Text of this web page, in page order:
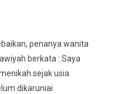
penanya wanita
berkata : Saya
sejak usia
dikaruniai